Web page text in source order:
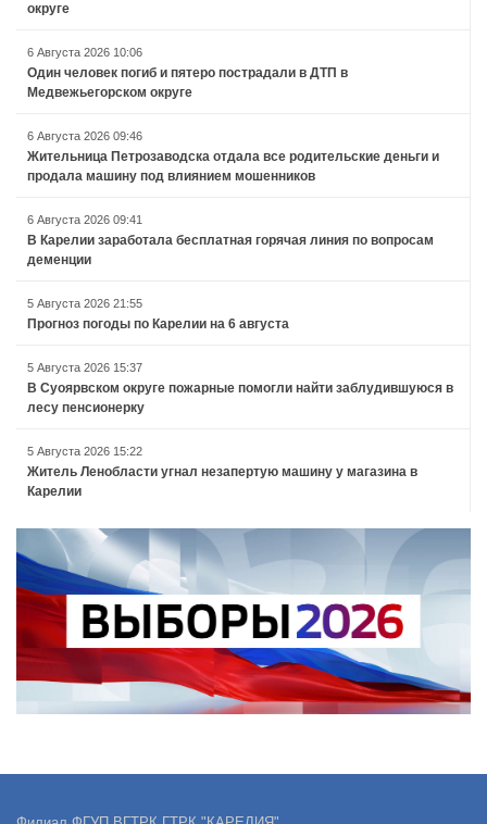
округе
6 Августа 2026 10:06
Один человек погиб и пятеро пострадали в ДТП в
Медвежьегорском округе
6 Августа 2026 09:46
Жительница Петрозаводска отдала все родительские деньги и
продала машину под влиянием мошенников
6 Августа 2026 09:41
В Карелии заработала бесплатная горячая линия по вопросам
деменции
5 Августа 2026 21:55
Прогноз погоды по Карелии на 6 августа
5 Августа 2026 15:37
В Суоярвском округе пожарные помогли найти заблудившуюся в
лесу пенсионерку
5 Августа 2026 15:22
Житель Ленобласти угнал незапертую машину у магазина в
Карелии